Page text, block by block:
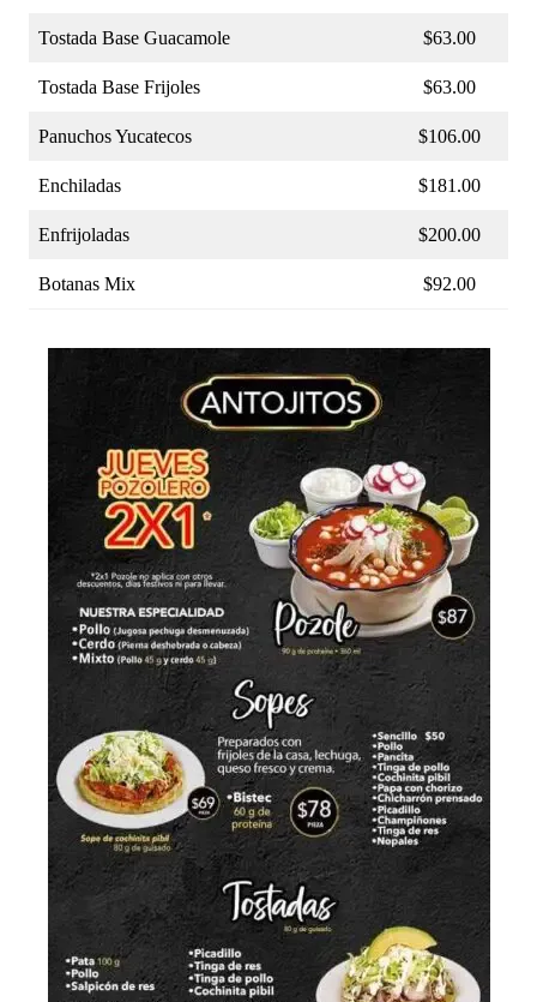
Tostada Base Guacamole $63.00
Tostada Base Frijoles $63.00
Panuchos Yucatecos $106.00
Enchiladas $181.00
Enfrijoladas $200.00
Botanas Mix $92.00